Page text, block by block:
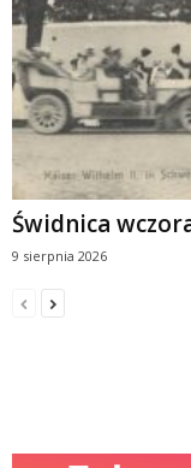
Świdnica
9 sierpnia 2026